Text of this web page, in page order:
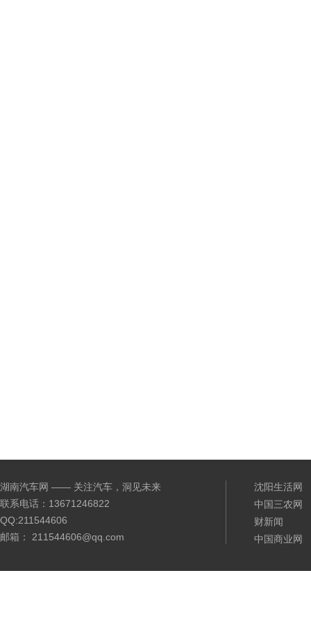
湖南汽车网 —— 关注汽车，洞见未来
联系电话：13671246822
QQ:211544606
邮箱： 211544606@qq.com
沈阳生活网
中国三农网
财新闻
中国商业网